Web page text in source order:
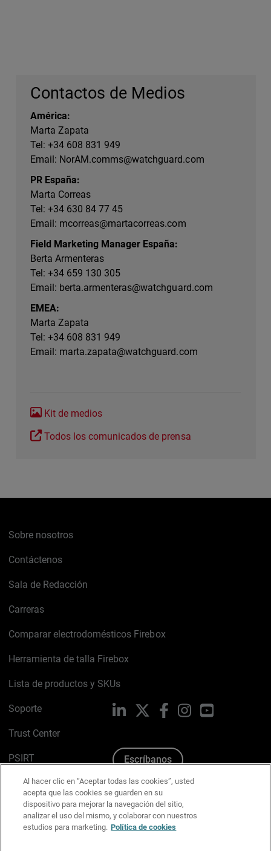
Contactos de Medios
América:
Marta Zapata
Tel: +34 608 831 949
Email: NorAM.comms@watchguard.com
PR España:
Marta Correas
Tel: +34 630 84 77 45
Email: mcorreas@martacorreas.com
Field Marketing Manager España:
Berta Armenteras
Tel: +34 659 130 305
Email: berta.armenteras@watchguard.com
EMEA:
Marta Zapata
Tel: +34 608 831 949
Email: marta.zapata@watchguard.com
Kit de medios
Todos los comunicados de prensa
Sobre nosotros
Contáctenos
Sala de Redacción
Carreras
Comparar electrodomésticos Firebox
Herramienta de talla Firebox
Lista de productos y SKUs
Soporte
Trust Center
PSIRT
Política de cookies
Política de privacidad
Kit de medios y marca
LinkedIn FacebookInstagram
Escríbanos
Al hacer clic en “Aceptar todas las cookies”, usted
acepta que las cookies se guarden en su
dispositivo para mejorar la navegación del sitio,
analizar el uso del mismo, y colaborar con nuestros
estudios para marketing. Política de cookies